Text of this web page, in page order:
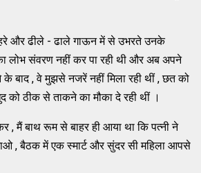
और ढीले - ढाले गाऊन में से उभरते उनके
लोभ संवरण नहीं कर पा रही थी और अब अपने
के बाद , वे मुझसे नजरें नहीं मिला रही थीं , छत को
को ठीक से ताकने का मौका दे रही थीं ।
, मैं बाथ रूम से बाहर ही आया था कि पत्नी ने
, बैठक में एक स्मार्ट और सुंदर सी महिला आपसे